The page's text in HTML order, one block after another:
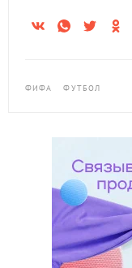
ФИФА ФУТБОЛ